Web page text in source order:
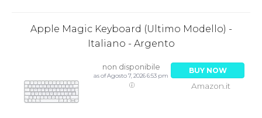
Apple Magic Keyboard (Ultimo Modello) -
Italiano - Argento
non disponibile
as of Agosto 7, 2026 6:53 pm
BUY NOW
Amazon.it